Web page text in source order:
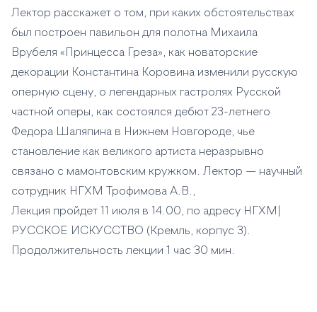
Лектор расскажет о том, при каких обстоятельствах
был построен павильон для полотна Михаила
Врубеля «Принцесса Греза», как новаторские
декорации Константина Коровина изменили русскую
оперную сцену, о легендарных гастролях Русской
частной оперы, как состоялся дебют 23-летнего
Федора Шаляпина в Нижнем Новгороде, чье
становление как великого артиста неразрывно
связано с мамонтовским кружком. Лектор — научный
сотрудник НГХМ Трофимова А.В.,
Лекция пройдет 11 июля в 14.00, по адресу НГХМ|
РУССКОЕ ИСКУССТВО (Кремль, корпус 3).
Продолжительность лекции 1 час 30 мин.